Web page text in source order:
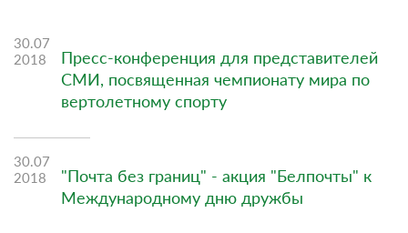
30.07
2018
Пресс-конференция для представителей
СМИ, посвященная чемпионату мира по
вертолетному спорту
30.07
2018
"Почта без границ" - акция "Белпочты" к
Международному дню дружбы